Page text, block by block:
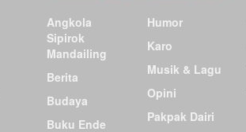
Angkola
Sipirok
Mandailing
Berita
Budaya
Buku Ende
Humor
Karo
Musik & Lagu
Opini
Pakpak Dairi